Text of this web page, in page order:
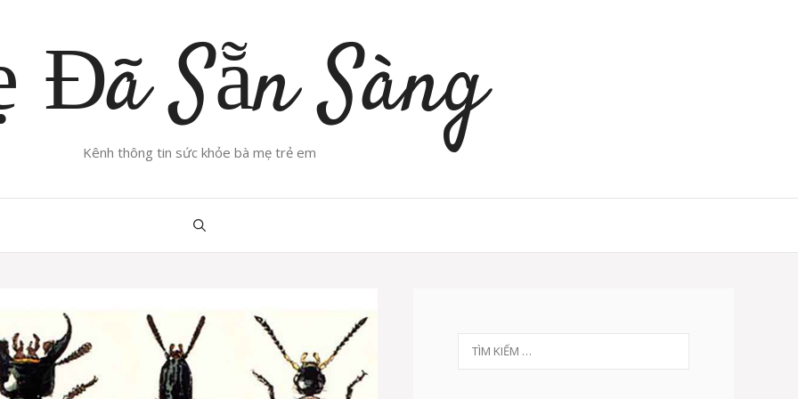
Đã Sẵn Sàng
Kênh thông tin sức khỏe bà mẹ trẻ em
Tìm
kiếm